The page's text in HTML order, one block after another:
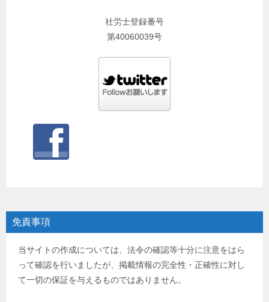
社労士登録番号
第40060039号
免責事項
当サイトの作成については、法令の確認等十分に注意をはら
って確認を行いましたが、掲載情報の完全性・正確性に対し
て一切の保証を与えるものではありません。